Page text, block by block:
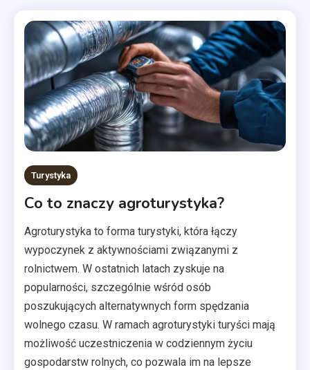
Turystyka
Co to znaczy agroturystyka?
Agroturystyka to forma turystyki, która łączy
wypoczynek z aktywnościami związanymi z
rolnictwem. W ostatnich latach zyskuje na
popularności, szczególnie wśród osób
poszukujących alternatywnych form spędzania
wolnego czasu. W ramach agroturystyki turyści mają
możliwość uczestniczenia w codziennym życiu
gospodarstw rolnych, co pozwala im na lepsze